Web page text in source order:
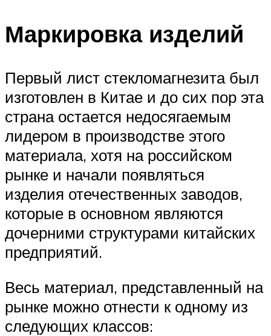
Маркировка изделий
Первый лист стекломагнезита был
изготовлен в Китае и до сих пор эта
страна остается недосягаемым
лидером в производстве этого
материала, хотя на российском
рынке и начали появляться
изделия отечественных заводов,
которые в основном являются
дочерними структурами китайских
предприятий.
Весь материал, представленный на
рынке можно отнести к одному из
следующих классов: